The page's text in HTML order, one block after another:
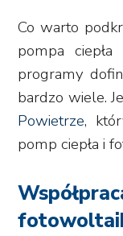
Co warto
pompa
programy
bardzo wiele.
Powietrze,
pomp ciepła i